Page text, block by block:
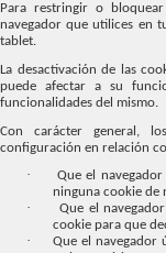
Para restringir o
navegador que utilices en
tablet.
La desactivación de las
puede afectar a su
funcionalidades del mismo.
Con carácter general,
configuración en relación
·
Que el
ninguna cookie de
·
Que el
cookie para que
·
Que el navegador